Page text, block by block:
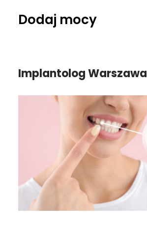
Dodaj mocy
Implantolog Warszawa